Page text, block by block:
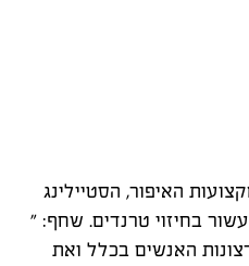
האיפור, הסטיילינג
בחיזוי טרנדים. שחף: "
האנשים בכלל ואת